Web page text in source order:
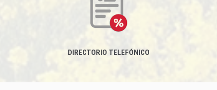
DIRECTORIO TELEFÓNICO